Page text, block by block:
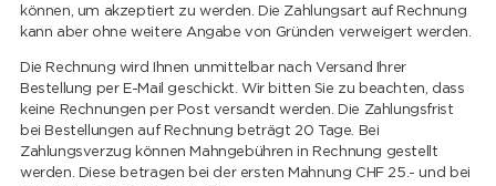
können, um akzeptiert zu werden. Die Zahlungsart auf Rechnung
kann aber ohne weitere Angabe von Gründen verweigert werden.
Die Rechnung wird Ihnen unmittelbar nach Versand Ihrer
Bestellung per E-Mail geschickt. Wir bitten Sie zu beachten, dass
keine Rechnungen per Post versandt werden. Die Zahlungsfrist
bei Bestellungen auf Rechnung beträgt 20 Tage. Bei
Zahlungsverzug können Mahngebühren in Rechnung gestellt
werden. Diese betragen bei der ersten Mahnung CHF 25.- und bei